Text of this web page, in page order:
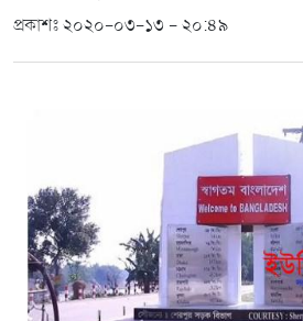
প্রকাশঃ ২০২০-০৩-১৩ - ২০:৪৯